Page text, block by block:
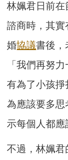
林姵君日前
諮商時，其
婚協議書後，
「我們再努
有為了小孩
為應該要多
示每個人都應
不過，林姵君